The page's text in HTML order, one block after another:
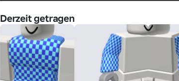
Derzeit getragen